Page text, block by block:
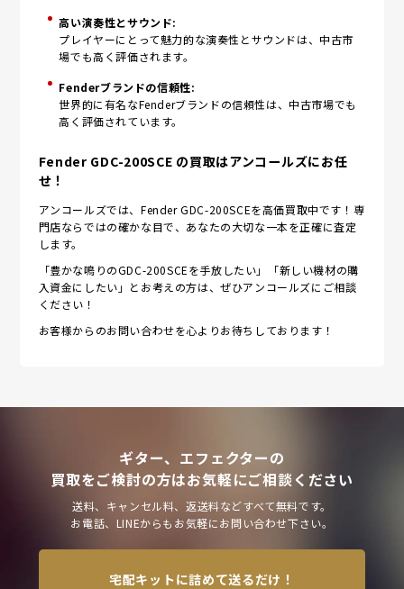
高い演奏性とサウンド:
プレイヤーにとって魅力的な演奏性とサウンドは、中古市
場でも高く評価されます。
Fenderブランドの信頼性:
世界的に有名なFenderブランドの信頼性は、中古市場でも
高く評価されています。
Fender GDC-200SCE の買取はアンコールズにお任
せ！
アンコールズでは、Fender GDC-200SCEを高価買取中です！専
門店ならではの確かな目で、あなたの大切な一本を正確に査定
します。
「豊かな鳴りのGDC-200SCEを手放したい」「新しい機材の購
入資金にしたい」とお考えの方は、ぜひアンコールズにご相談
ください！
お客様からのお問い合わせを心よりお待ちしております！
ギター、エフェクターの
買取をご検討の方はお気軽にご相談ください
送料、キャンセル料、返送料などすべて無料です。
お電話、LINEからもお気軽にお問い合わせ下さい。
宅配キットに詰めて送るだけ！